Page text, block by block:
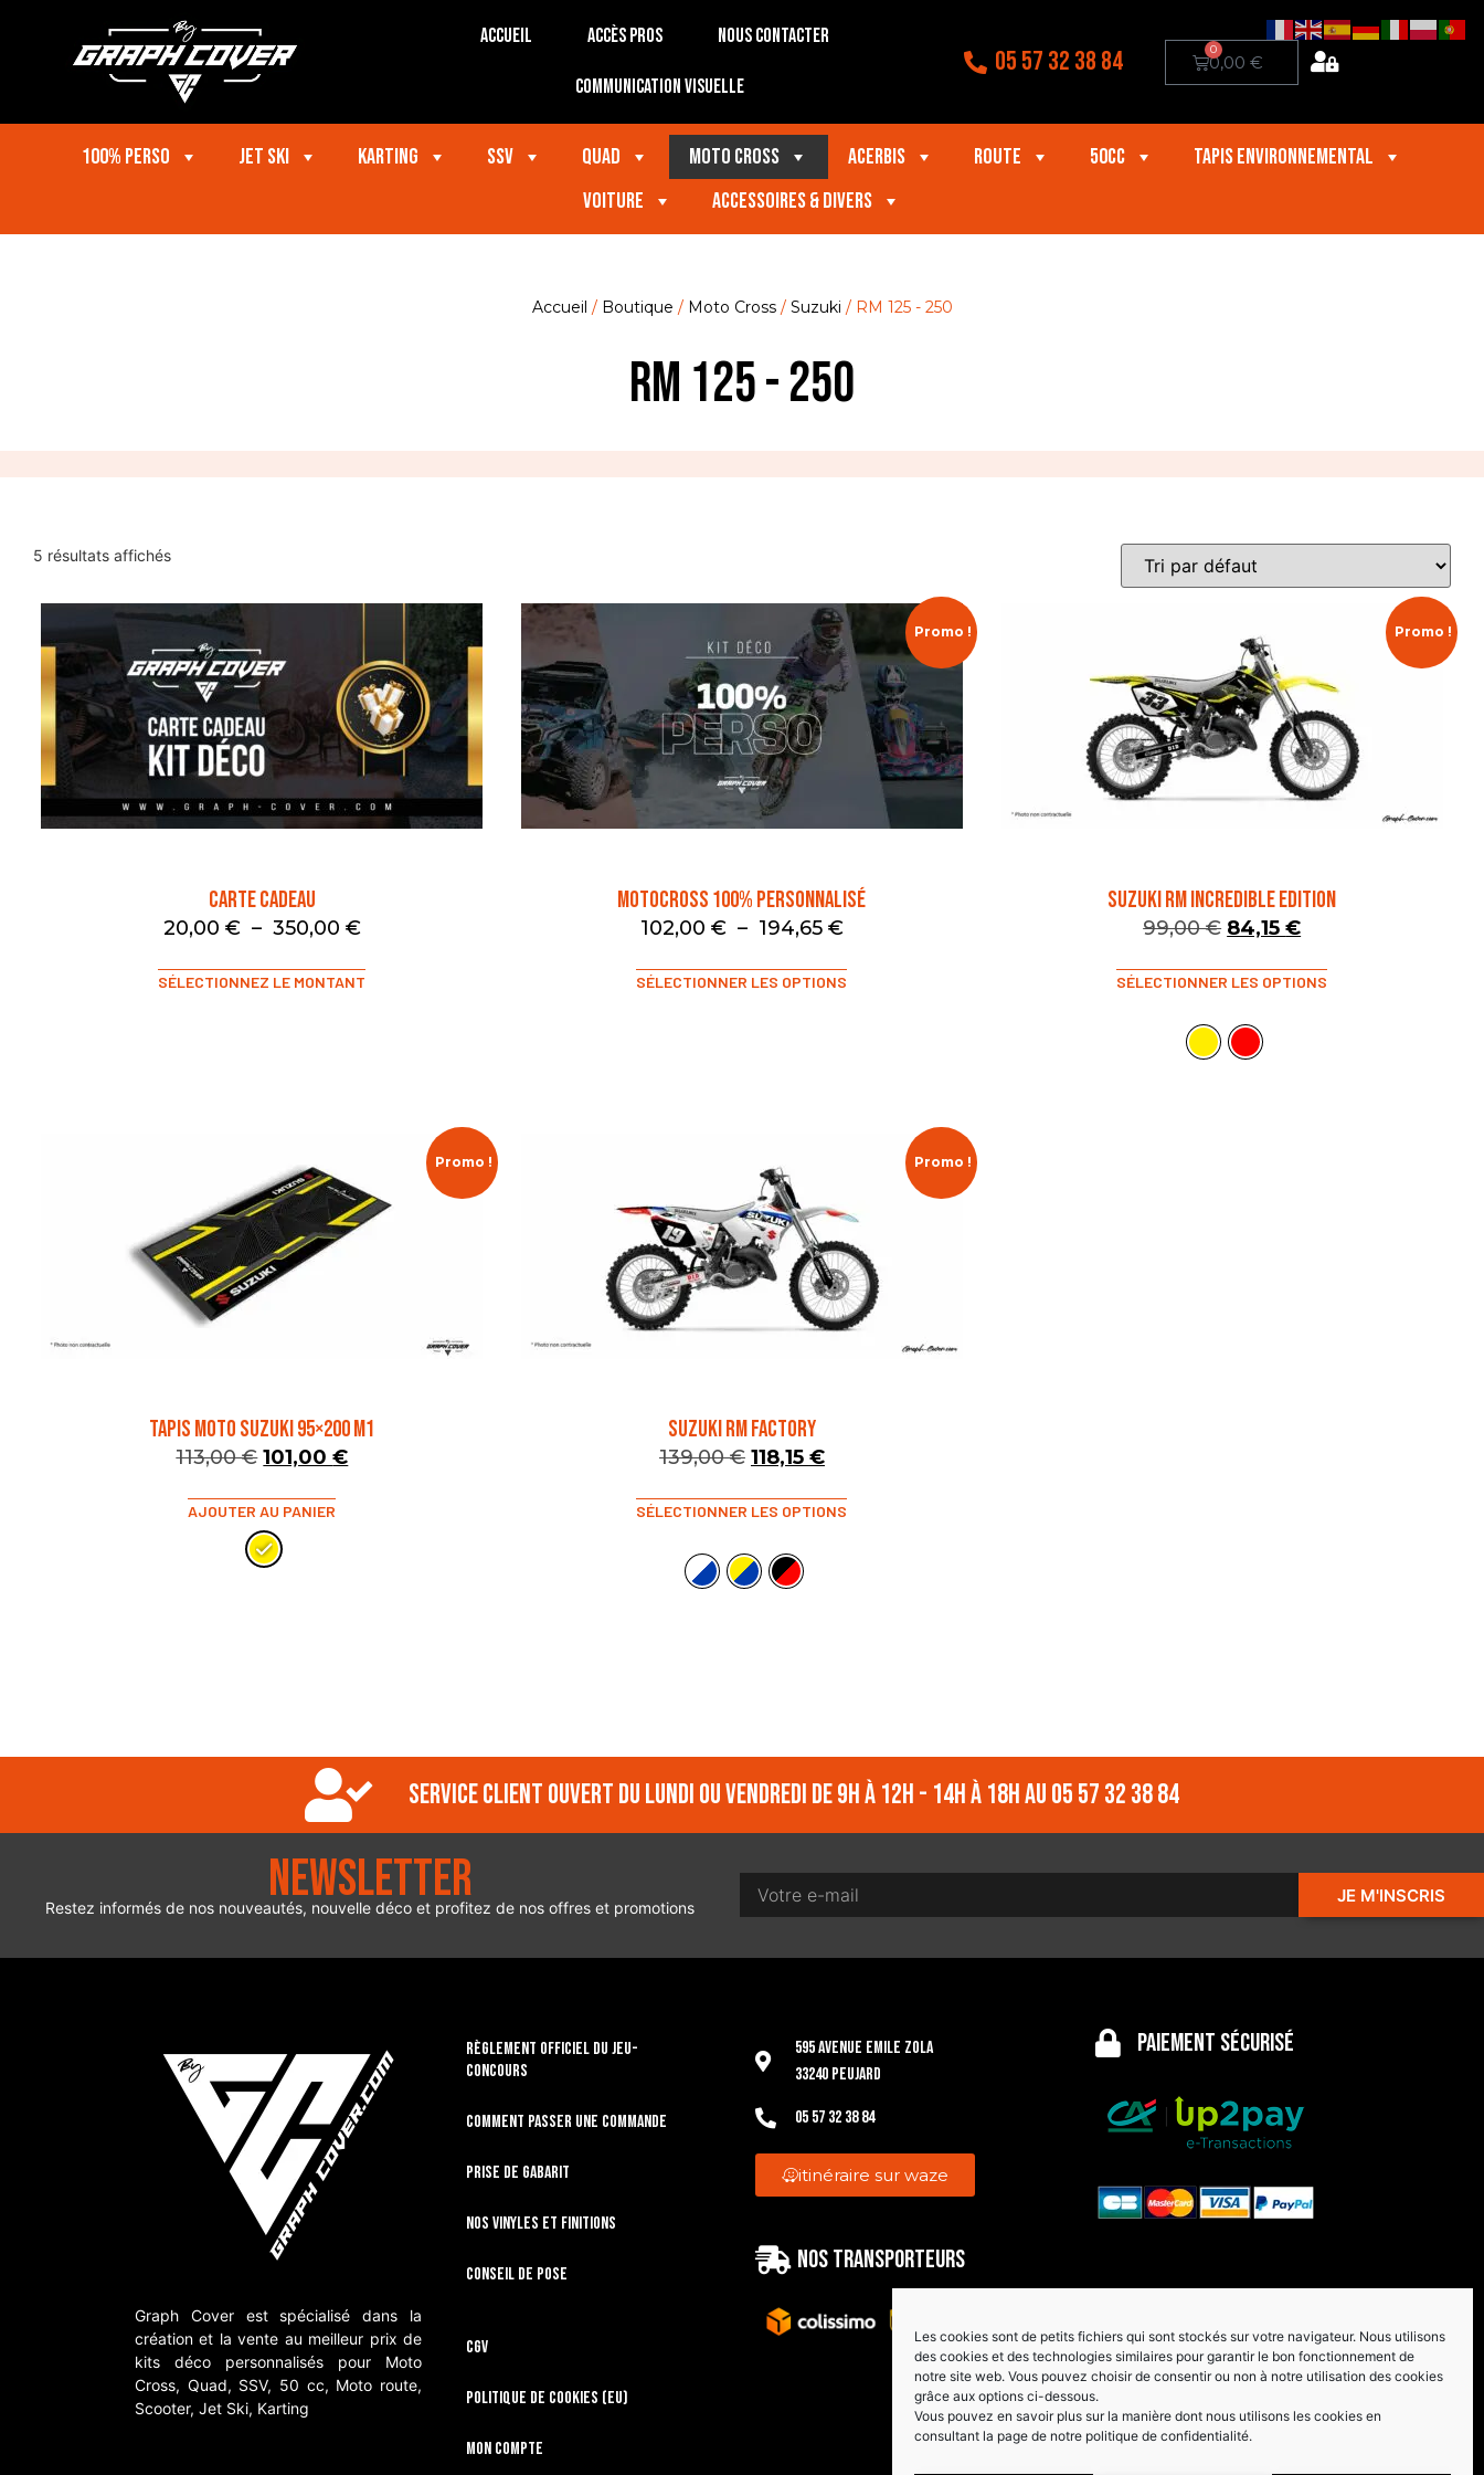
Les cookies sont de petits fichiers qui sont stockés sur votre navigateur. Nous utilisons
des cookies et des technologies similaires pour garantir le bon fonctionnement de
notre site web. Vous pouvez choisir de consentir ou non à notre utilisation des cookies
grâce aux options ci-dessous.
Vous pouvez en savoir plus sur la manière dont nous utilisons les cookies en
consultant la page de notre politique de confidentialité.
Accueil Accès Pros Nous contacter
Communication visuelle
05 57 32 38 84 0,00 €
0
100% perso Jet ski Karting SSV Quad Moto Cross Acerbis Route 50cc
Tapis Environnemental
VOITURE
Accessoires & divers
Accueil / Boutique / Moto Cross/ Suzuki / RM 125 - 250
RM 125 - 250
5 résultats affichés
Carte Cadeau
20,00 € – 350,00 €
SÉLECTIONNEZ LE MONTANT
Promo !
Motocross 100% Personnalisé
102,00 € – 194,65 €
SÉLECTIONNER LES OPTIONS
Promo !
SUZUKI RM INCREDIBLE EDITION
99,00€ 84,15€
SÉLECTIONNER LES OPTIONS
Promo !
TAPIS MOTO SUZUKI 95×200 M1
113,00€ 101,00€
AJOUTER AU PANIER
Promo !
SUZUKI RM FACTORY
139,00€ 118,15 €
SÉLECTIONNER LES OPTIONS
Service client ouvert du lundi ou vendredi de 9h à 12h - 14h à 18h au 05 57 32 38 84
Newsletter
Restez informés de nos nouveautés, nouvelle déco et profitez de nos offres et promotions
JE M'INSCRIS
Graph Cover est spécialisé dans la
création et la vente au meilleur prix de
kits déco personnalisés pour Moto
Cross, Quad, SSV, 50 cc, Moto route,
Scooter, Jet Ski, Karting
RÈGLEMENT OFFICIEL DU JEU-
CONCOURS
Comment passer une commande
Prise de gabarit
Nos vinyles et finitions
Conseil de pose
CGV
Politique de cookies (EU)
Mon compte
595 Avenue Emile Zola
33240 Peujard
05 57 32 38 84
itinéraire sur waze
Nos transporteurs
Paiement sécurisé